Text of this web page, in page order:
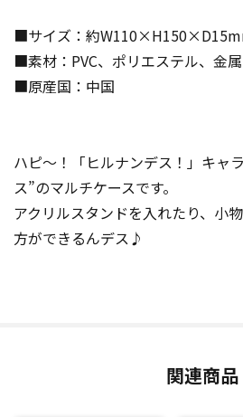
■サイズ：約
■素材：PVC、ポリエステル、金属
■原産国：中国
ハピ～！「ヒルナンデス！」キャ
ス”のマルチケースです。
アクリルスタンドを入れたり、小
方ができるんデス♪
関連商品